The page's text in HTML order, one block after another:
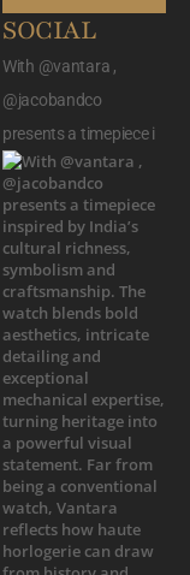
SOCIAL
With @vantara ,
@jacobandco
presents a timepiece i